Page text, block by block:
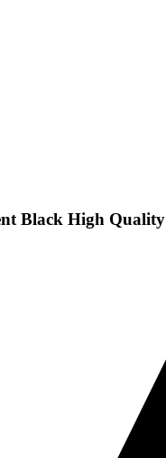
Black High Quality